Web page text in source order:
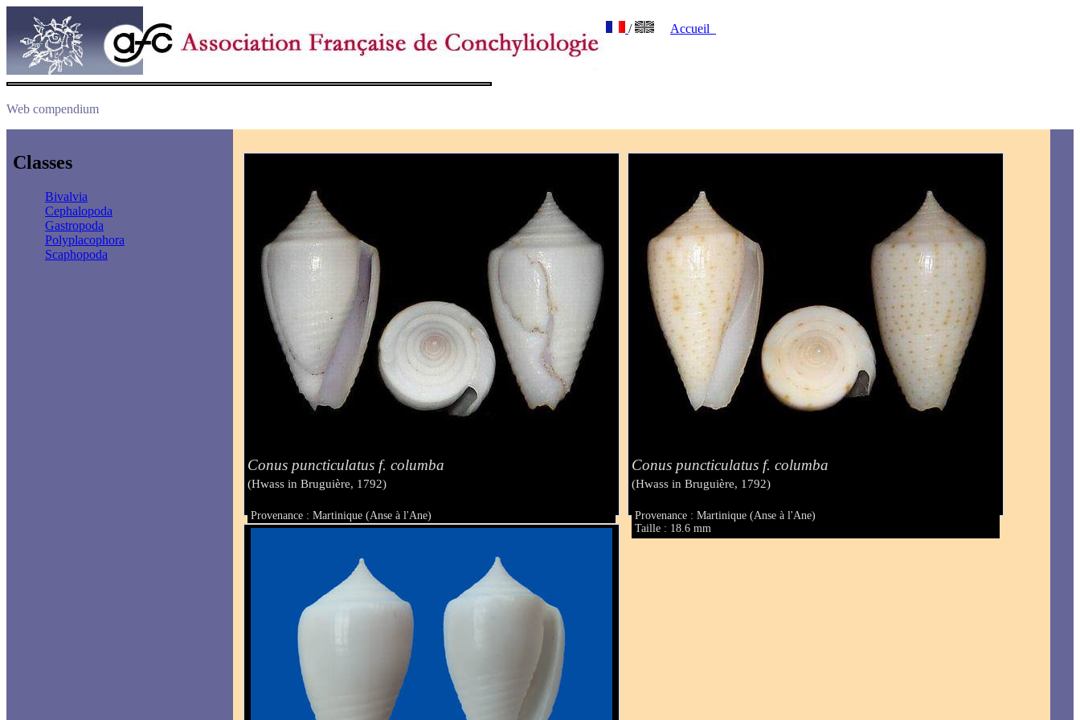
/ Accueil
Web compendium
Classes
Bivalvia
Cephalopoda
Gastropoda
Polyplacophora
Scaphopoda
Conus puncticulatus f. columba
(Hwass in Bruguière, 1792)
Provenance : Martinique (Anse à l'Ane)
Taille : 18.4 mm
Conus puncticulatus f. columba
(Hwass in Bruguière, 1792)
Provenance : Martinique (Anse à l'Ane)
Taille : 18.6 mm